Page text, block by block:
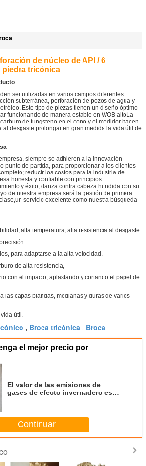
de núcleo de API / 6
piedra tricónica
ser utilizadas en varios campos diferentes:
subterránea, perforación de pozos de agua y
Este tipo de piezas tienen un diseño óptimo
funcionando de manera estable en WOB altoLa
de tungsteno en el cono y el medidor hacen
al desgaste prolongar en gran medida la vida útil de
siempre se adhieren a la innovación
punto de partida, para proporcionar a los clientes
reducir los costos para la industria de
honesta y confiable con principios
y éxito, danza contra cabeza hundida con su
de nuestra empresa será la gestión de primera
servicio excelente como nuestra búsqueda
alta temperatura, alta resistencia al desgaste.
para adaptarse a la alta velocidad.
de alta resistencia,
con el impacto, aplastando y cortando el papel de
las capas blandas, medianas y duras de varios
útil.
, Broca tricónica , Broca
el mejor precio por
El valor de las emisiones de
gases de efecto invernadero es
Continuar